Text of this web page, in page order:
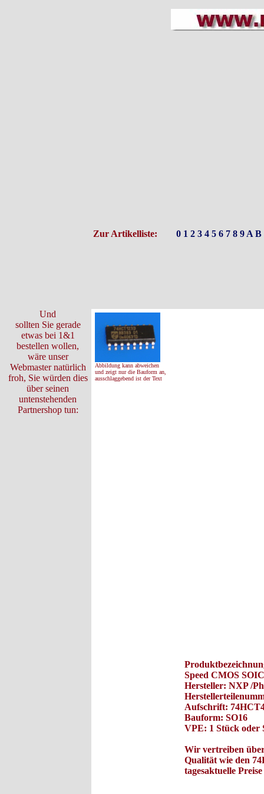
Zur Artikelliste: 0 1 2 3 4 5 6 7 8 9 A B
Und
sollten Sie gerade
etwas bei 1&1
bestellen wollen,
wäre unser
Webmaster natürlich
froh, Sie würden dies
über seinen
untenstehenden
Partnershop tun:
Abbildung kann abweichen
und zeigt nur die Bauform an,
ausschlaggebend ist der Text
Speed CMOS
Hersteller: NXP /
Aufschrift:
Bauform: SO16
VPE: 1 Stück oder
Wir vertreiben über
Qualität wie den
tagesaktuelle